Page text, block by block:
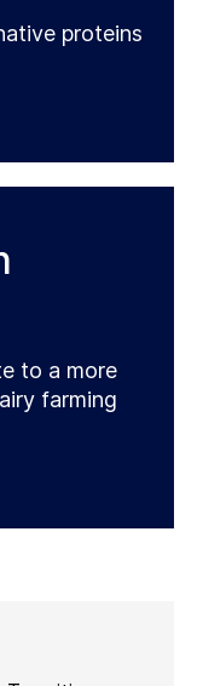
proteins
to a more
farming